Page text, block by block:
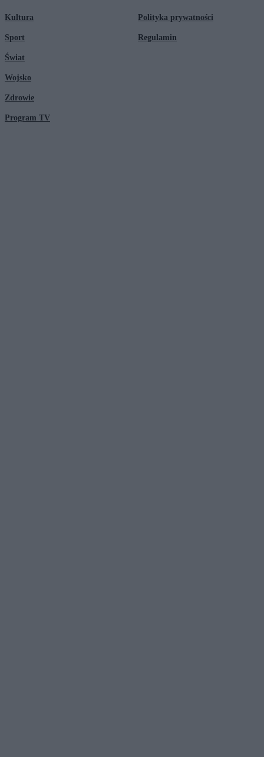
Kultura
Sport
Świat
Wojsko
Zdrowie
Program TV
Polityka prywatności
Regulamin